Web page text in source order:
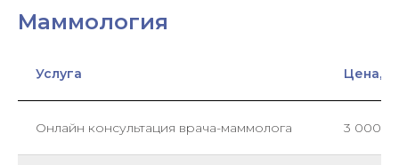
Маммология
Услуга Цена,₽
Онлайн консультация врача-маммолога 3 000